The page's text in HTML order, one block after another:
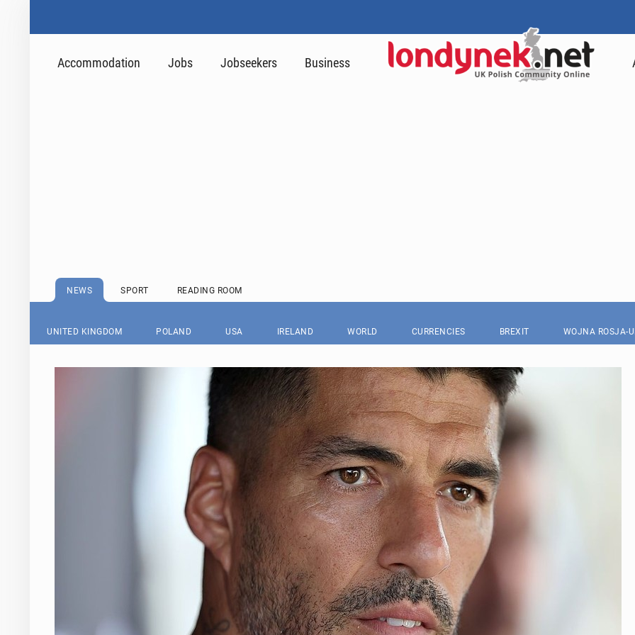
Accommodation Jobs Jobseekers Business
NEWS SPORT READING ROOM
UNITED KINGDOM POLAND USA IRELAND WORLD CURRENCIES BREXIT WOJNA ROSJA-